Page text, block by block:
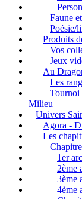
Faune
Poésie/
Produits
Vos
Jeux
Au
Les
Tournoi
Milieu
Univers
Agora -
Les
1er
2ème
3ème
4ème